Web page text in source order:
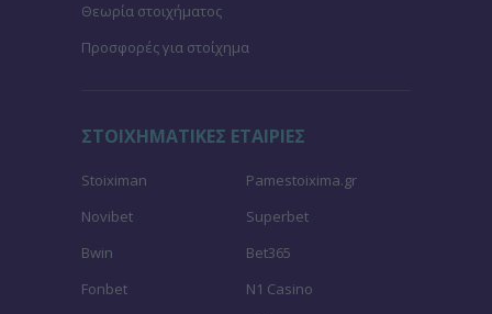
Θεωρία στοιχήματος
Προσφορές για στοίχημα
ΣΤΟΙΧΗΜΑΤΙΚΕΣ ΕΤΑΙΡΙΕΣ
Stoiximan
Pamestoixima.gr
Novibet
Superbet
Bwin
Bet365
Fonbet
N1 Casino